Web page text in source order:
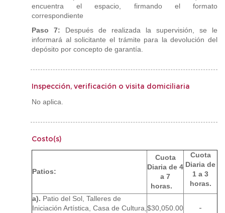
encuentra el espacio, firmando el formato
correspondiente
Paso 7: Después de realizada la supervisión, se le
informará al solicitante el trámite para la devolución del
depósito por concepto de garantía.
Inspección, verificación o visita domiciliaria
No aplica.
Costo(s)
Patios:
Cuota
Diaria de 4
a 7
horas.
Cuota
Diaria de
1 a 3
horas.
a). Patio del Sol, Talleres de
Iniciación Artística, Casa de Cultura, $30,050.00 -